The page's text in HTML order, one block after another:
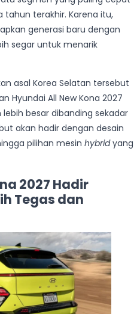
terakhir. Karena itu,
generasi baru dengan
segar untuk menarik
asal Korea Selatan tersebut
Hyundai All New Kona 2027
besar dibanding sekadar
akan hadir dengan desain
pilihan mesin hybridyang
2027 Hadir
Tegas dan